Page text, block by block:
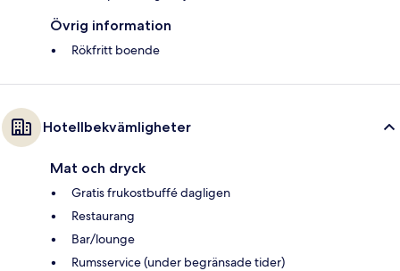
Övrig information
Rökfritt boende
Hotellbekvämligheter
Mat och dryck
Gratis frukostbuffé dagligen
Restaurang
Bar/lounge
Rumsservice (under begränsade tider)